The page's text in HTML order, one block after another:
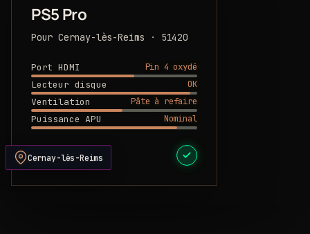
PS5 Pro
Pour Cernay-lès-Reims · 51420
Port HDMI
Pin 4 oxydé
Lecteur disque
OK
Ventilation
Pâte à refaire
Puissance APU
Nominal
DEVIS PRÊT
Cernay-lès-Reims